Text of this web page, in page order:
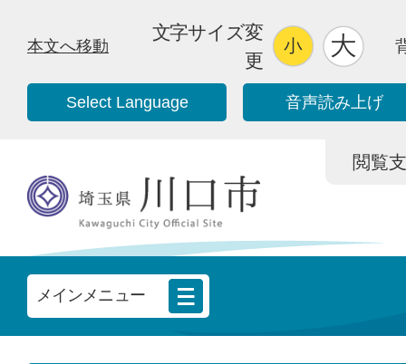
本文へ移動
文字サイズ変
更
Select Language 音声読み上げ
閲覧
メインメニュー